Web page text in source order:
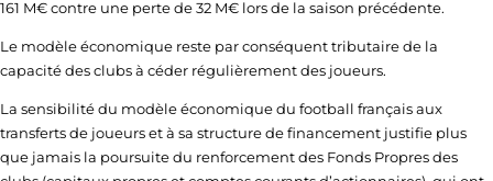
161 M€ contre une perte de 32 M€ lors de la saison précédente.
Le modèle économique reste par conséquent tributaire de la
capacité des clubs à céder régulièrement des joueurs.
La sensibilité du modèle économique du football français aux
transferts de joueurs et à sa structure de financement justifie plus
que jamais la poursuite du renforcement des Fonds Propres des